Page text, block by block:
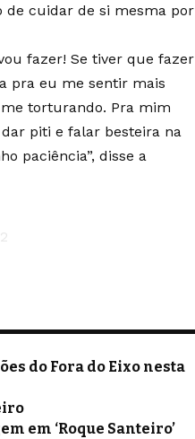
de cuidar de si mesma por
fazer! Se tiver que fazer
pra eu me sentir mais
torturando. Pra mim
piti e falar besteira na
paciência”, disse a
do Fora do Eixo nesta
em ‘Roque Santeiro’